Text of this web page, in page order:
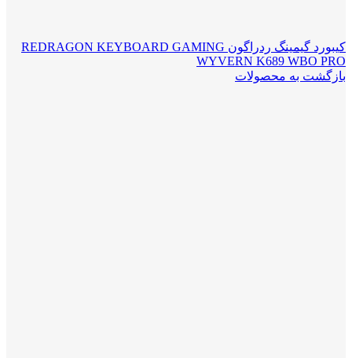
کیبورد گیمینگ ردراگون REDRAGON KEYBOARD GAMING
WYVERN K689 WBO PRO
بازگشت به محصولات